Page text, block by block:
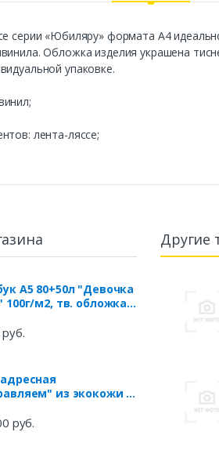
серии «Юбиляру» формата А4
Обложка изделия украшена
упаковке.
лента-ляссе;
А5 80+50л "Девочка
100г/м2, тв. обложка,
из экокожи и
руб.
Другие